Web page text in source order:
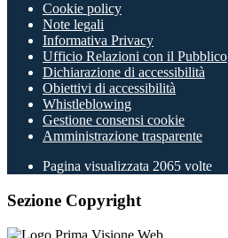
Cookie policy
Note legali
Informativa Privacy
Ufficio Relazioni con il Pubblico
Dichiarazione di accessibilità
Obiettivi di accessibilità
Whistleblowing
Gestione consensi cookie
Amministrazione trasparente
Pagina visualizzata 2065 volte
Sezione Copyright